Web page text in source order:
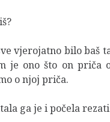
vjerojatno bilo baš
je ono što on priča
o njoj priča.
ga je i počela